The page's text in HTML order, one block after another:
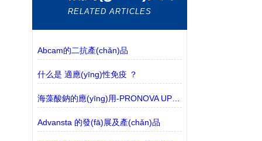
RELATED ARTICLES
Abcam的二抗產(chǎn)品
什么是 適應(yīng)性免疫 ？
海藻酸鈉的應(yīng)用-PRONOVA UP海藻酸鈉凝膠
Advansta 的發(fā)展及產(chǎn)品